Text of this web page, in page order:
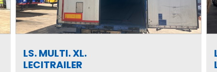
LS. MULTI. XL.
LECITRAILER